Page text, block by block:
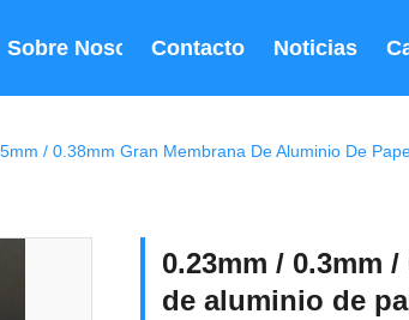
Sobre NosotrosContacto Noticias
0.23mm / 0.3mm
de aluminio de